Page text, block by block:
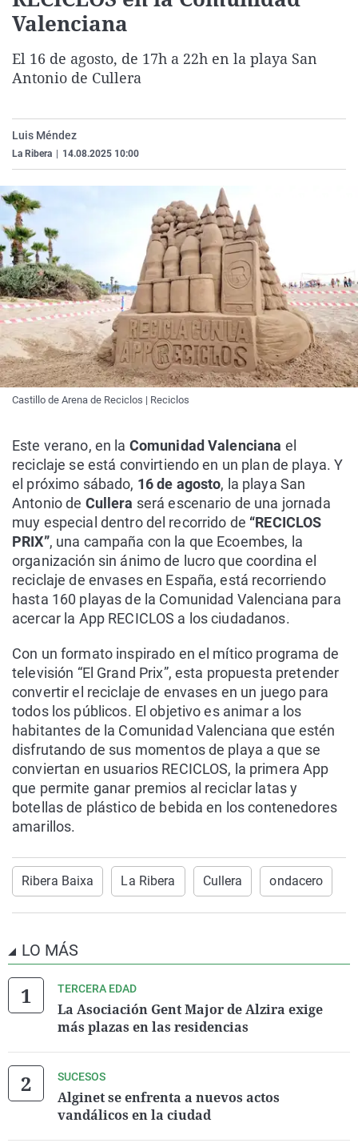
Como el perro y el
Equipo de
La Rioja
Elecciones
Valenciana
El 16 de agosto, de 17h a 22h en la playa San
Antonio de Cullera
Luis Méndez
La Ribera 14.08.2025 10:00
Castillo de Arena de Reciclos | Reciclos
Este verano, en la Comunidad Valenciana el
reciclaje se está convirtiendo en un plan de playa. Y
el próximo sábado, 16 de agosto, la playa San
Antonio de Cullera será escenario de una jornada
muy especial dentro del recorrido de “RECICLOS
PRIX”, una campaña con la que Ecoembes, la
organización sin ánimo de lucro que coordina el
reciclaje de envases en España, está recorriendo
hasta 160 playas de la Comunidad Valenciana para
acercar la App RECICLOS a los ciudadanos.
Con un formato inspirado en el mítico programa de
televisión “El Grand Prix”, esta propuesta pretender
convertir el reciclaje de envases en un juego para
todos los públicos. El objetivo es animar a los
habitantes de la Comunidad Valenciana que estén
disfrutando de sus momentos de playa a que se
conviertan en usuarios RECICLOS, la primera App
que permite ganar premios al reciclar latas y
botellas de plástico de bebida en los contenedores
amarillos.
Ribera Baixa La Ribera Cullera ondacero
LO MÁS
TERCERA EDAD
La Asociación Gent Major de Alzira exige
más plazas en las residencias
SUCESOS
Alginet se enfrenta a nuevos actos
vandálicos en la ciudad